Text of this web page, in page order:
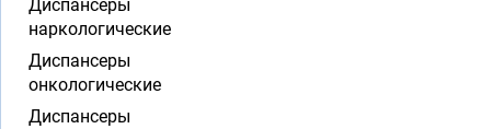
Диспансеры
наркологические
Диспансеры
онкологические
Диспансеры